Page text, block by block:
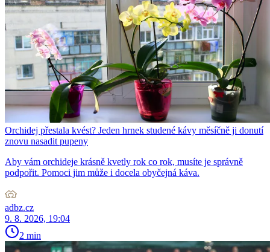
Orchidej přestala kvést? Jeden hrnek studené kávy měsíčně ji donutí
znovu nasadit pupeny
Aby vám orchideje krásně kvetly rok co rok, musíte je správně
podpořit. Pomoci jim může i docela obyčejná káva.
adbz.cz
9. 8. 2026, 19:04
2 min